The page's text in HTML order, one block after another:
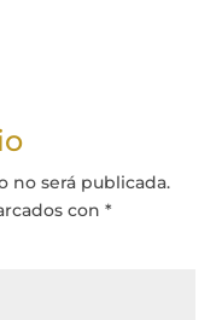
no será publicada.
con*